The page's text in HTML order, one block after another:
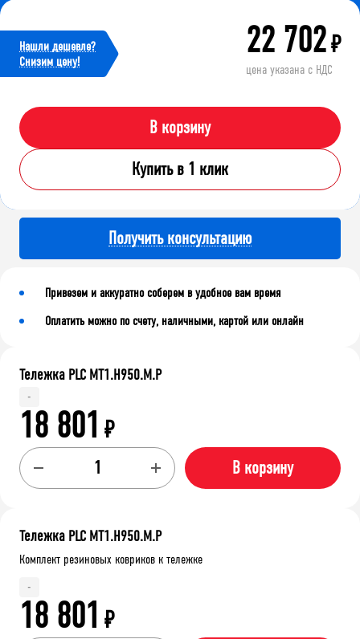
Нашли дешевле?
Cнизим цену!
22 702₽
цена указана с НДС
В корзину
Купить в 1 клик
Получить консультацию
Привезем и аккуратно соберем в удобное вам время
Оплатить можно по счету, наличными, картой или онлайн
Тележка PLC МT1.H950.М.Р
-
18 801 ₽
В корзину
Тележка PLC МT1.H950.М.Р
Комплект резиновых ковриков к тележке
-
18 801 ₽